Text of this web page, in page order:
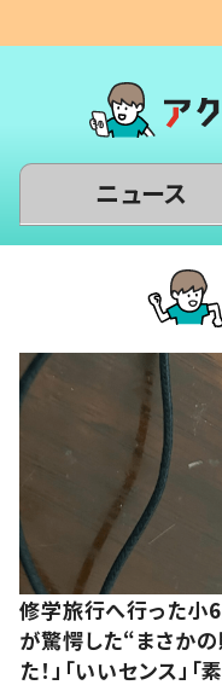
ニュース
修学旅行へ行った小
が驚愕した“まさか
た！」「いいセンス」「